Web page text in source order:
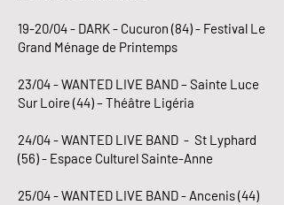
19-20/04 - DARK - Cucuron (84) - Festival Le
Grand Ménage de Printemps
23/04 - WANTED LIVE BAND – Sainte Luce
Sur Loire (44) – Théâtre Ligéria
24/04 - WANTED LIVE BAND - St Lyphard
(56) - Espace Culturel Sainte-Anne
25/04 - WANTED LIVE BAND - Ancenis (44)